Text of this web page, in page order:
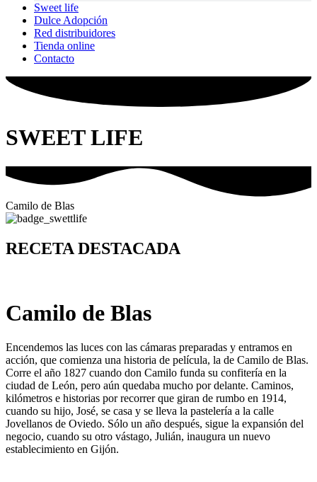
Sweet life
Dulce Adopción
Red distribuidores
Tienda online
Contacto
SWEET LIFE
Camilo de Blas
RECETA DESTACADA
Camilo de Blas
Encendemos las luces con las cámaras preparadas y entramos en
acción, que comienza una historia de película, la de Camilo de Blas.
Corre el año 1827 cuando don Camilo funda su confitería en la
ciudad de León, pero aún quedaba mucho por delante. Caminos,
kilómetros e historias por recorrer que giran de rumbo en 1914,
cuando su hijo, José, se casa y se lleva la pastelería a la calle
Jovellanos de Oviedo. Sólo un año después, sigue la expansión del
negocio, cuando su otro vástago, Julián, inaugura un nuevo
establecimiento en Gijón.